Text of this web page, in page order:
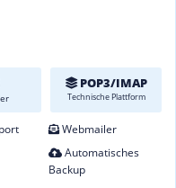
POP3/IMAP
Technische Plattform
Webmailer
Automatisches
Backup